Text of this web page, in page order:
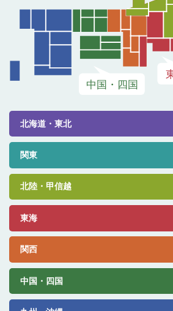
北海道・東北
関東
北陸・甲信越
東海
関西
中国・四国